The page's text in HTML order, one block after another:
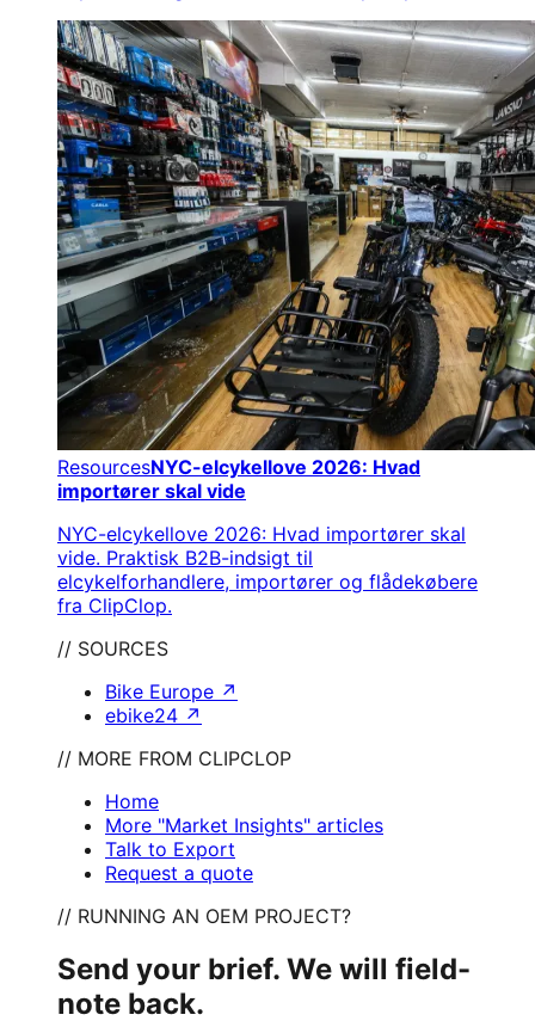
ResourcesNYC-elcykellove 2026: Hvad
importører skal vide
NYC-elcykellove 2026: Hvad importører skal
vide. Praktisk B2B-indsigt til
elcykelforhandlere, importører og flådekøbere
fra ClipClop.
// SOURCES
Bike Europe ↗
ebike24 ↗
// MORE FROM CLIPCLOP
Home
More "Market Insights" articles
Talk to Export
Request a quote
// RUNNING AN OEM PROJECT?
Send your brief. We will field-
note back.